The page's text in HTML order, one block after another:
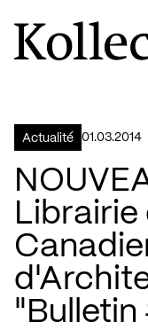
Aller à la page
Logo Kollectif
Actualité 01.03.2014
Librairie
"Bulletin